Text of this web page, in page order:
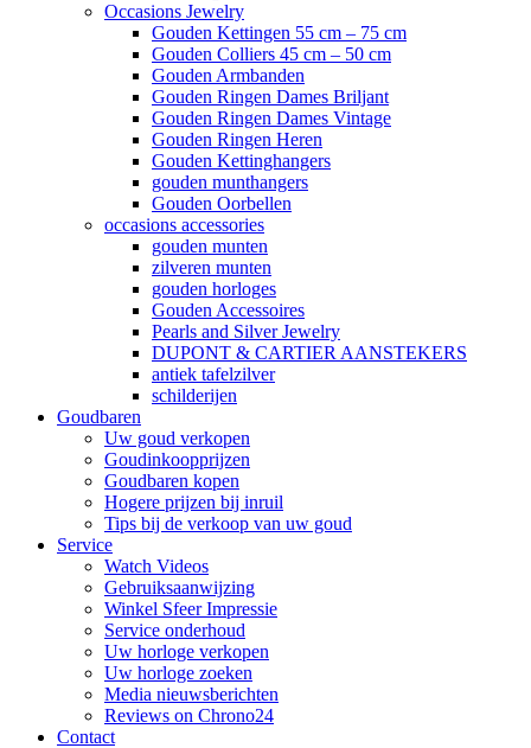
Occasions Jewelry
Gouden Kettingen 55 cm – 75 cm
Gouden Colliers 45 cm – 50 cm
Gouden Armbanden
Gouden Ringen Dames Briljant
Gouden Ringen Dames Vintage
Gouden Ringen Heren
Gouden Kettinghangers
gouden munthangers
Gouden Oorbellen
occasions accessories
gouden munten
zilveren munten
gouden horloges
Gouden Accessoires
Pearls and Silver Jewelry
DUPONT & CARTIER AANSTEKERS
antiek tafelzilver
schilderijen
Goudbaren
Uw goud verkopen
Goudinkoopprijzen
Goudbaren kopen
Hogere prijzen bij inruil
Tips bij de verkoop van uw goud
Service
Watch Videos
Gebruiksaanwijzing
Winkel Sfeer Impressie
Service onderhoud
Uw horloge verkopen
Uw horloge zoeken
Media nieuwsberichten
Reviews on Chrono24
Contact